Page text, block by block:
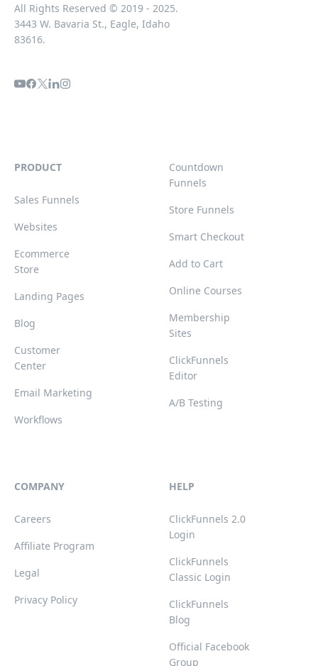
All Rights Reserved © 2019 - 2025.
3443 W. Bavaria St., Eagle, Idaho
83616.
PRODUCT
Sales Funnels
Websites
Ecommerce
Store
Landing Pages
Blog
Customer
Center
Email Marketing
Workflows
Countdown
Funnels
Store Funnels
Smart Checkout
Add to Cart
Online Courses
Membership
Sites
ClickFunnels
Editor
A/B Testing
COMPANY
Careers
Affiliate Program
Legal
Privacy Policy
HELP
ClickFunnels 2.0
Login
ClickFunnels
Classic Login
ClickFunnels
Blog
Official Facebook
Group